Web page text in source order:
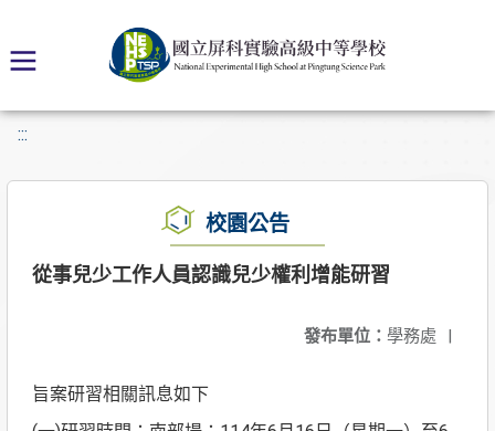
:::
校園公告
從事兒少工作人員認識兒少權利增能研習
發布單位： 學務處 |
旨案研習相關訊息如下